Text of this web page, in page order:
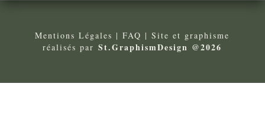
Mentions Légales | FAQ | Site et graphisme
réalisés par St.GraphismDesign @2026